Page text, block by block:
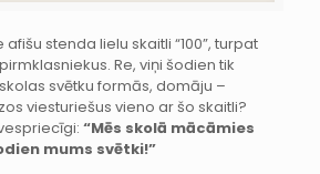
stenda lielu skaitli “100”, turpat
Re, viņi šodien tik
svētku formās, domāju –
viesturiešus vieno ar šo skaitli?
“Mēs skolā mācāmies
mums svētki!”